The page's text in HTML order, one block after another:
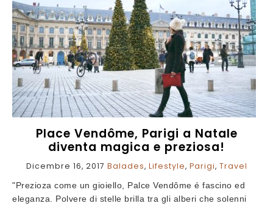
Place Vendôme, Parigi a Natale
diventa magica e preziosa!
Dicembre 16, 2017 Balades, Lifestyle, Parigi, Travel
"Prezioza come un gioiello, Palce Vendôme é fascino ed
eleganza. Polvere di stelle brilla tra gli alberi che solenni